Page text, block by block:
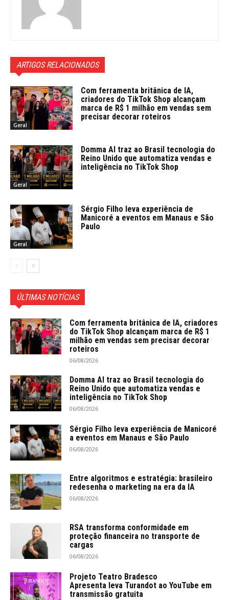
ARTIGOS RELACIONADOS
Geral
Com ferramenta britânica de IA,
criadores do TikTok Shop alcançam
marca de R$ 1 milhão em vendas sem
precisar decorar roteiros
Geral
Domma AI traz ao Brasil tecnologia do
Reino Unido que automatiza vendas e
inteligência no TikTok Shop
Geral
Sérgio Filho leva experiência de
Manicoré a eventos em Manaus e São
Paulo
ÚLTIMAS NOTÍCIAS
Com ferramenta britânica de IA, criadores
do TikTok Shop alcançam marca de R$ 1
milhão em vendas sem precisar decorar
roteiros
06/08/2026
Domma AI traz ao Brasil tecnologia do
Reino Unido que automatiza vendas e
inteligência no TikTok Shop
06/08/2026
Sérgio Filho leva experiência de Manicoré
a eventos em Manaus e São Paulo
06/08/2026
Entre algoritmos e estratégia: brasileiro
redesenha o marketing na era da IA
06/08/2026
RSA transforma conformidade em
proteção financeira no transporte de
cargas
06/08/2026
Projeto Teatro Bradesco
Apresenta leva Turandot ao YouTube em
transmissão gratuita